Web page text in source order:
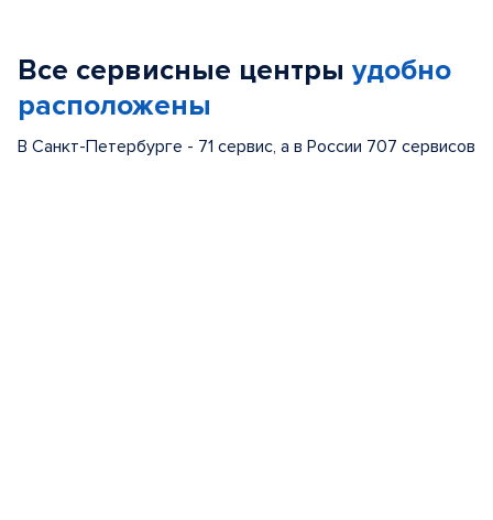
Все сервисные центры удобно
расположены
В Санкт-Петербурге - 71 сервис, а в России 707 сервисов